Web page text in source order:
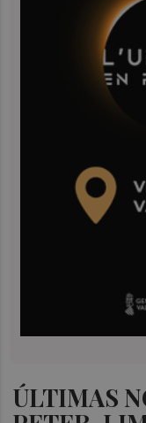
ÚLTIMAS